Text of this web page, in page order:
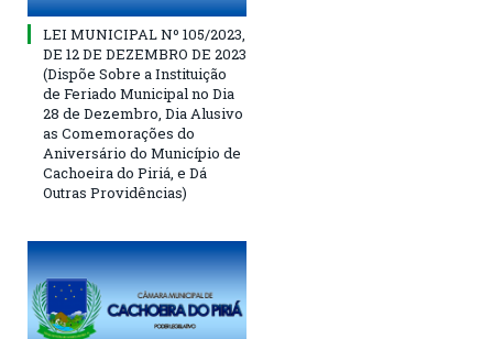
LEI MUNICIPAL Nº 105/2023,
DE 12 DE DEZEMBRO DE 2023
(Dispõe Sobre a Instituição
de Feriado Municipal no Dia
28 de Dezembro, Dia Alusivo
as Comemorações do
Aniversário do Município de
Cachoeira do Piriá, e Dá
Outras Providências)